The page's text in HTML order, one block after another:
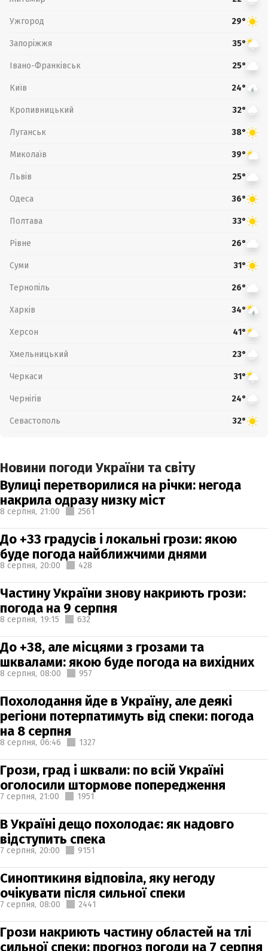
Ужгород 29°
Запоріжжя 35°
Івано-Франківськ 25°
Київ 24°
Кропивницький 32°
Луганськ 38°
Миколаїв 39°
Львів 25°
Одеса 36°
Полтава 33°
Рівне 26°
Суми 31°
Тернопіль 26°
Харків 34°
Херсон 41°
Хмельницький 23°
Черкаси 31°
Чернігів 24°
Севастополь 32°
Новини погоди України та світу
Вулиці перетворилися на річки: негода
накрила одразу низку міст
8 серпня, 21:00 2561
До +33 градусів і локальні грози: якою
буде погода найближчими днями
8 серпня, 20:00 428
Частину України знову накриють грози:
погода на 9 серпня
8 серпня, 19:15 632
До +38, але місцями з грозами та
шквалами: якою буде погода на вихідних
8 серпня, 08:00 957
Похолодання йде в Україну, але деякі
регіони потерпатимуть від спеки: погода
на 8 серпня
8 серпня, 06:46 1327
Грози, град і шквали: по всій Україні
оголосили штормове попередження
7 серпня, 21:00 1951
В Україні дещо похолодає: як надовго
відступить спека
7 серпня, 20:00 9151
Синоптикиня відповіла, яку негоду
очікувати після сильної спеки
7 серпня, 08:00 2441
Грози накриють частину областей на тлі
сильної спеки: прогноз погоди на 7 серпня